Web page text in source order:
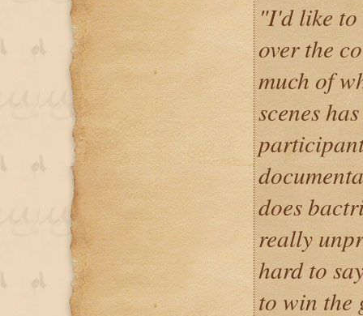
"I'd like
over the
much of
scenes
does
really
hard to
to win the